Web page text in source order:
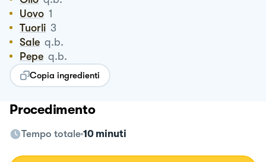
Uovo 1
Tuorli 3
Sale q.b.
Pepe q.b.
Copia ingredienti
Procedimento
Tempo totale 10 minuti